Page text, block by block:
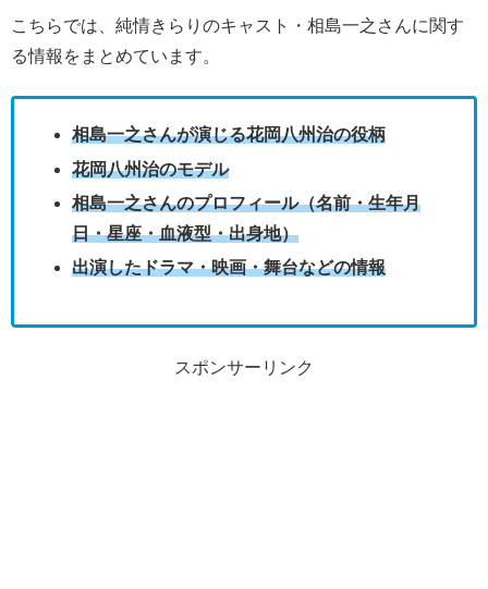
こちらでは、純情きらりのキャスト・相島一之さんに関す
る情報をまとめています。
相島一之さんが演じる花岡八州治の役柄
花岡八州治のモデル
相島一之さんのプロフィール（名前・生年月
日・星座・血液型・出身地）
出演したドラマ・映画・舞台などの情報
スポンサーリンク